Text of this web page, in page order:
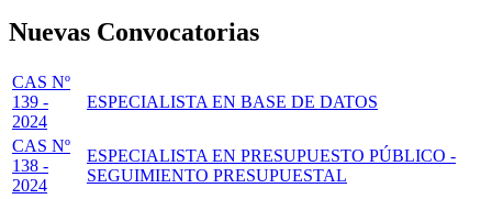
Nuevas Convocatorias
CAS Nº
139 -
2024
ESPECIALISTA EN BASE DE DATOS
CAS Nº
138 -
2024
ESPECIALISTA EN PRESUPUESTO PÚBLICO -
SEGUIMIENTO PRESUPUESTAL